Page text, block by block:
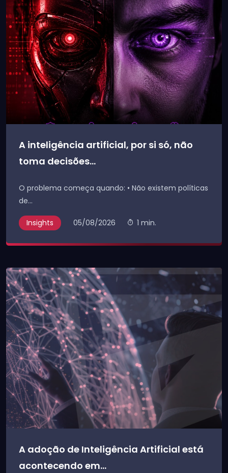
A inteligência artificial, por si só, não
toma decisões...
O problema começa quando: • Não existem políticas
de...
Insights 05/08/2026 1 min.
A adoção de Inteligência Artificial está
acontecendo em...